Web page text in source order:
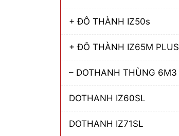
+ ĐÔ THÀNH IZ50s
+ ĐÔ THÀNH IZ65M PLUS
– DOTHANH THÙNG 6M3
DOTHANH IZ60SL
DOTHANH IZ71SL